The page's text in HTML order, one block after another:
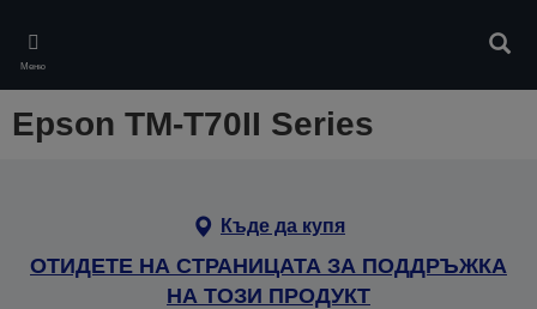
main
content
Меню
Epson TM-T70II Series
Къде да купя
ОТИДЕТЕ НА СТРАНИЦАТА ЗА ПОДДРЪЖКА
НА ТОЗИ ПРОДУКТ